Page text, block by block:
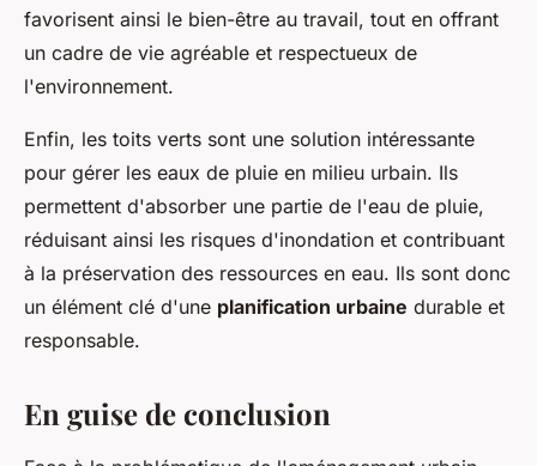
favorisent ainsi le bien-être au travail, tout en offrant
un cadre de vie agréable et respectueux de
l'environnement.
Enfin, les toits verts sont une solution intéressante
pour gérer les eaux de pluie en milieu urbain. Ils
permettent d'absorber une partie de l'eau de pluie,
réduisant ainsi les risques d'inondation et contribuant
à la préservation des ressources en eau. Ils sont donc
un élément clé d'une planification urbaine durable et
responsable.
En guise de conclusion